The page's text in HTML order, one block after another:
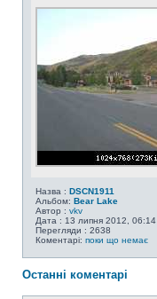
Назва : DSCN1911
Альбом: Bear Lake
Автор : vkv
Дата : 13 липня 2012, 06:14
Перегляди : 2638
Коментарі: поки що немає
Останні коментарі